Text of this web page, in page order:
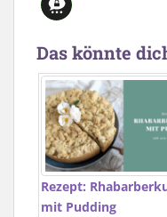
Das könnte
Rezept:
mit Pudding